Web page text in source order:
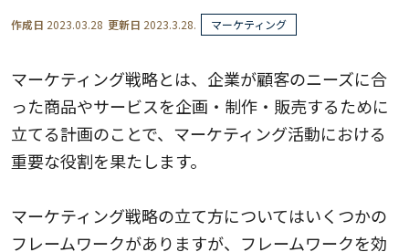
作成日 2023.03.28 更新日 2023.3.28. マーケティング
マーケティング戦略とは、企業が顧客のニーズに合
った商品やサービスを企画・制作・販売するために
立てる計画のことで、マーケティング活動における
重要な役割を果たします。
マーケティング戦略の立て方についてはいくつかの
フレームワークがありますが、フレームワークを効